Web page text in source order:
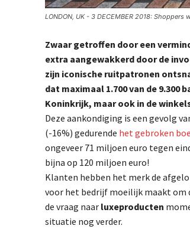
LONDON, UK - 3 DECEMBER 2018:
Zwaar getroffen door een
extra aangewakkerd door de
zijn iconische ruitpatronen
dat maximaal 1.700 van de
Koninkrijk, maar ook in de
Deze aankondiging is een gevolg
(-16%) gedurende het gebroken
ongeveer 71 miljoen euro tegen
bijna op 120 miljoen euro!
Klanten hebben het merk de
voor het bedrijf moeilijk maakt om
de vraag naar luxeproducten
situatie nog verder.